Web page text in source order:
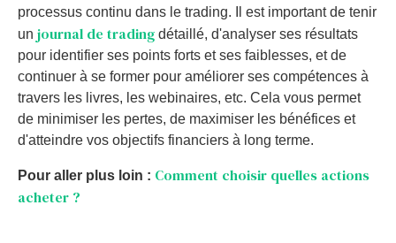
processus continu dans le trading. Il est important de tenir
un journal de trading détaillé, d'analyser ses résultats
pour identifier ses points forts et ses faiblesses, et de
continuer à se former pour améliorer ses compétences à
travers les livres, les webinaires, etc. Cela vous permet
de minimiser les pertes, de maximiser les bénéfices et
d'atteindre vos objectifs financiers à long terme.
Pour aller plus loin : Comment choisir quelles actions
acheter ?